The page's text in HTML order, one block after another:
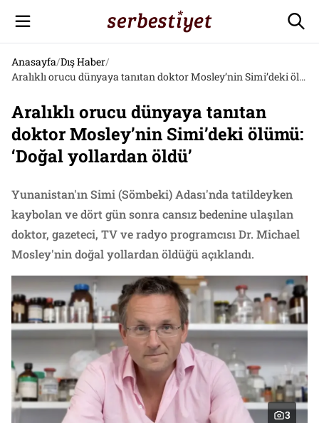
Anasayfa/Dış Haber/
Aralıklı orucu dünyaya tanıtan doktor Mosley’nin Simi’deki ölümü: ‘Doğal yollardan öldü’
Aralıklı orucu dünyaya tanıtan
doktor Mosley’nin Simi’deki ölümü:
‘Doğal yollardan öldü’
Yunanistan'ın Simi (Sömbeki) Adası'nda tatildeyken
kaybolan ve dört gün sonra cansız bedenine ulaşılan
doktor, gazeteci, TV ve radyo programcısı Dr. Michael
Mosley'nin doğal yollardan öldüğü açıklandı.
3